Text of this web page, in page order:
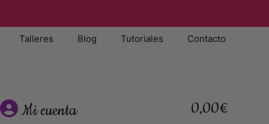
Talleres Blog Tutoriales Contacto
Mi cuenta 0,00€